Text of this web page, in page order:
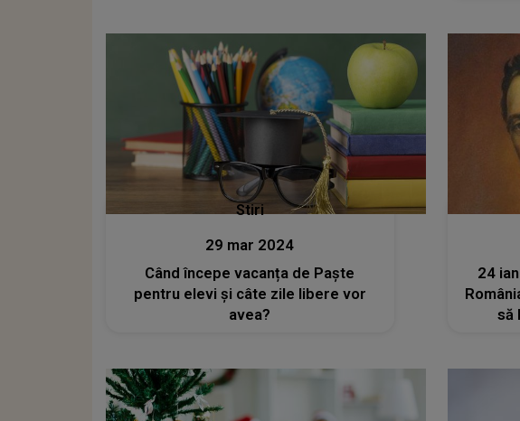
Stiri
29 mar 2024
Când începe vacanța de Paște
pentru elevi și câte zile libere vor
avea?
24
să